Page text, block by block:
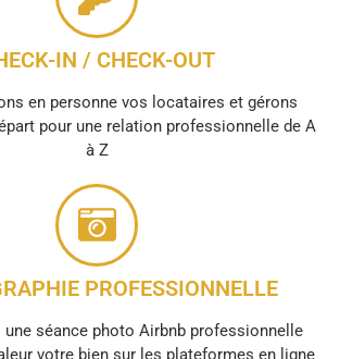
IN / CHECK-OUT
en personne vos locataires et gérons
pour une relation professionnelle de A
à Z
PROFESSIONNELLE
séance photo Airbnb professionnelle
votre bien sur les plateformes en ligne